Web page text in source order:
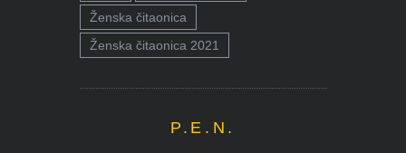
Ženska čitaonica
Ženska čitaonica 2021
P.E.N.